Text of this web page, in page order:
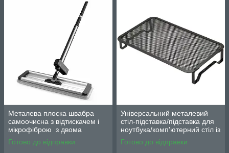
Металева плоска швабра
самоочисна з відтискачем і
мікрофіброю з двома
змінними насадками M06
42см
Готово до відправки
Універсальний металевий
стіл-підставка/підставка для
ноутбука/комп'ютерний стіл із
вентиляцією
Готово до відправки